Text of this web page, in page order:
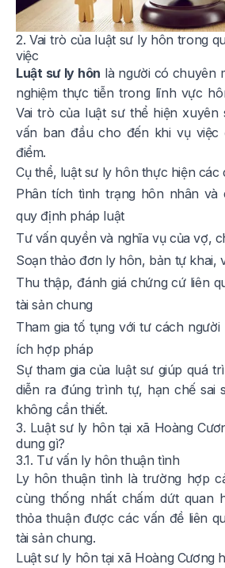
2. Vai trò của luật sư ly hôn trong
việc
Luật sư ly hôn là người có chuyên
nghiệm thực tiễn trong lĩnh vực
Vai trò của luật sư thể hiện xuyên
vấn ban đầu cho đến khi vụ việc
điểm.
Cụ thể, luật sư ly hôn thực hiện các
Phân tích tình trạng hôn nhân
quy định pháp luật
Tư vấn quyền và nghĩa vụ của vợ,
Soạn thảo đơn ly hôn, bản tự khai,
Thu thập, đánh giá chứng cứ liên
tài sản chung
Tham gia tố tụng với tư cách
ích hợp pháp
Sự tham gia của luật sư giúp quá
diễn ra đúng trình tự, hạn chế sai
không cần thiết.
3. Luật sư ly hôn tại xã Hoàng
dung gì?
3.1. Tư vấn ly hôn thuận tình
Ly hôn thuận tình là trường hợp
cùng thống nhất chấm dứt quan
thỏa thuận được các vấn đề liên
tài sản chung.
Luật sư ly hôn tại xã Hoàng Cương